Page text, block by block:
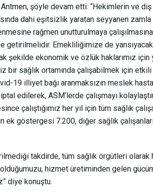
şöyle devam etti: “Hekimlerin ve
dahi eşitsizlik yaratan seyyanen zamla
rağmen unutturulmaya
getirilmelidir. Emekliliğimize de
şekilde ekonomik ve özlük haklarımız için
sağlık ortamında çalışabilmek için etkili
19 illiyet bağı aranmaksızın meslek
edilerek, ASM’lerde çalışmayı
çalıştığımız her yıl için tüm sağlık
göstergesi 7.200, diğer sağlık
takdirde, tüm sağlık örgütleri olarak
hizmet üretiminden gelen
diye konuştu.